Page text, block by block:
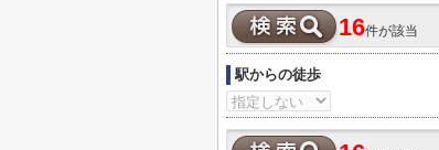
16件が該当
駅からの徒歩